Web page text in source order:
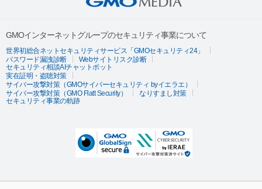
GMOインターネットグループのセキュリティ事業について
世界初総合ネットセキュリティサービス「GMOセキュリティ24」
パスワード漏洩診断
Webサイトリスク診断
セキュリティ相談AIチャットボット
実在証明・盗聴対策
サイバー攻撃対策（GMOサイバーセキュリティ byイエラエ）
サイバー攻撃対策（GMO Flatt Security）
なりすまし対策
セキュリティ事業の軌跡